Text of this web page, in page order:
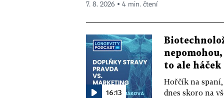
7. 8. 2026 ▪ 4 min. čtení
16:13
to ale háček
Hořčík na
dnes skoro na